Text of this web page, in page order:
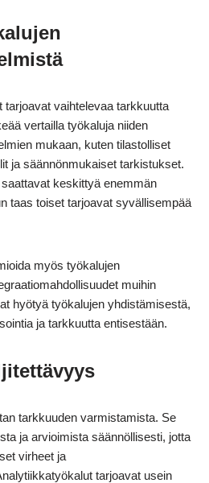
tarjoavat vaihtelevaa tarkkuutta
vertailla työkaluja niiden
mukaan, kuten tilastolliset
ja säännönmukaiset tarkistukset.
keskittyä enemmän
taas toiset tarjoavat syvällisempää
myös työkalujen
muihin
hyötyä työkalujen yhdistämisestä,
ja tarkkuutta entisestään.
tarkkuuden varmistamista. Se
ja arvioimista säännöllisesti, jotta
virheet ja
tarjoavat usein